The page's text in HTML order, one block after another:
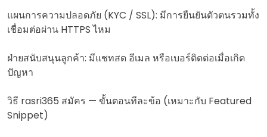
แผนการความปลอดภัย (KYC / SSL): มีการยืนยันตัวตนรวมทั้ง
เชื่อมต่อผ่าน HTTPS ไหม
ฝ่ายสนับสนุนลูกค้า: มีแชทสด อีเมล หรือเบอร์ติดต่อเมื่อเกิด
ปัญหา
วิธี rasri365 สมัคร — ขั้นตอนทีละข้อ (เหมาะกับ Featured
Snippet)